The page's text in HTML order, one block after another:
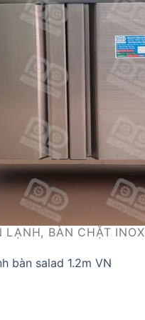
LẠNH, BÀN CHẶT INOX
bàn salad 1.2m VN